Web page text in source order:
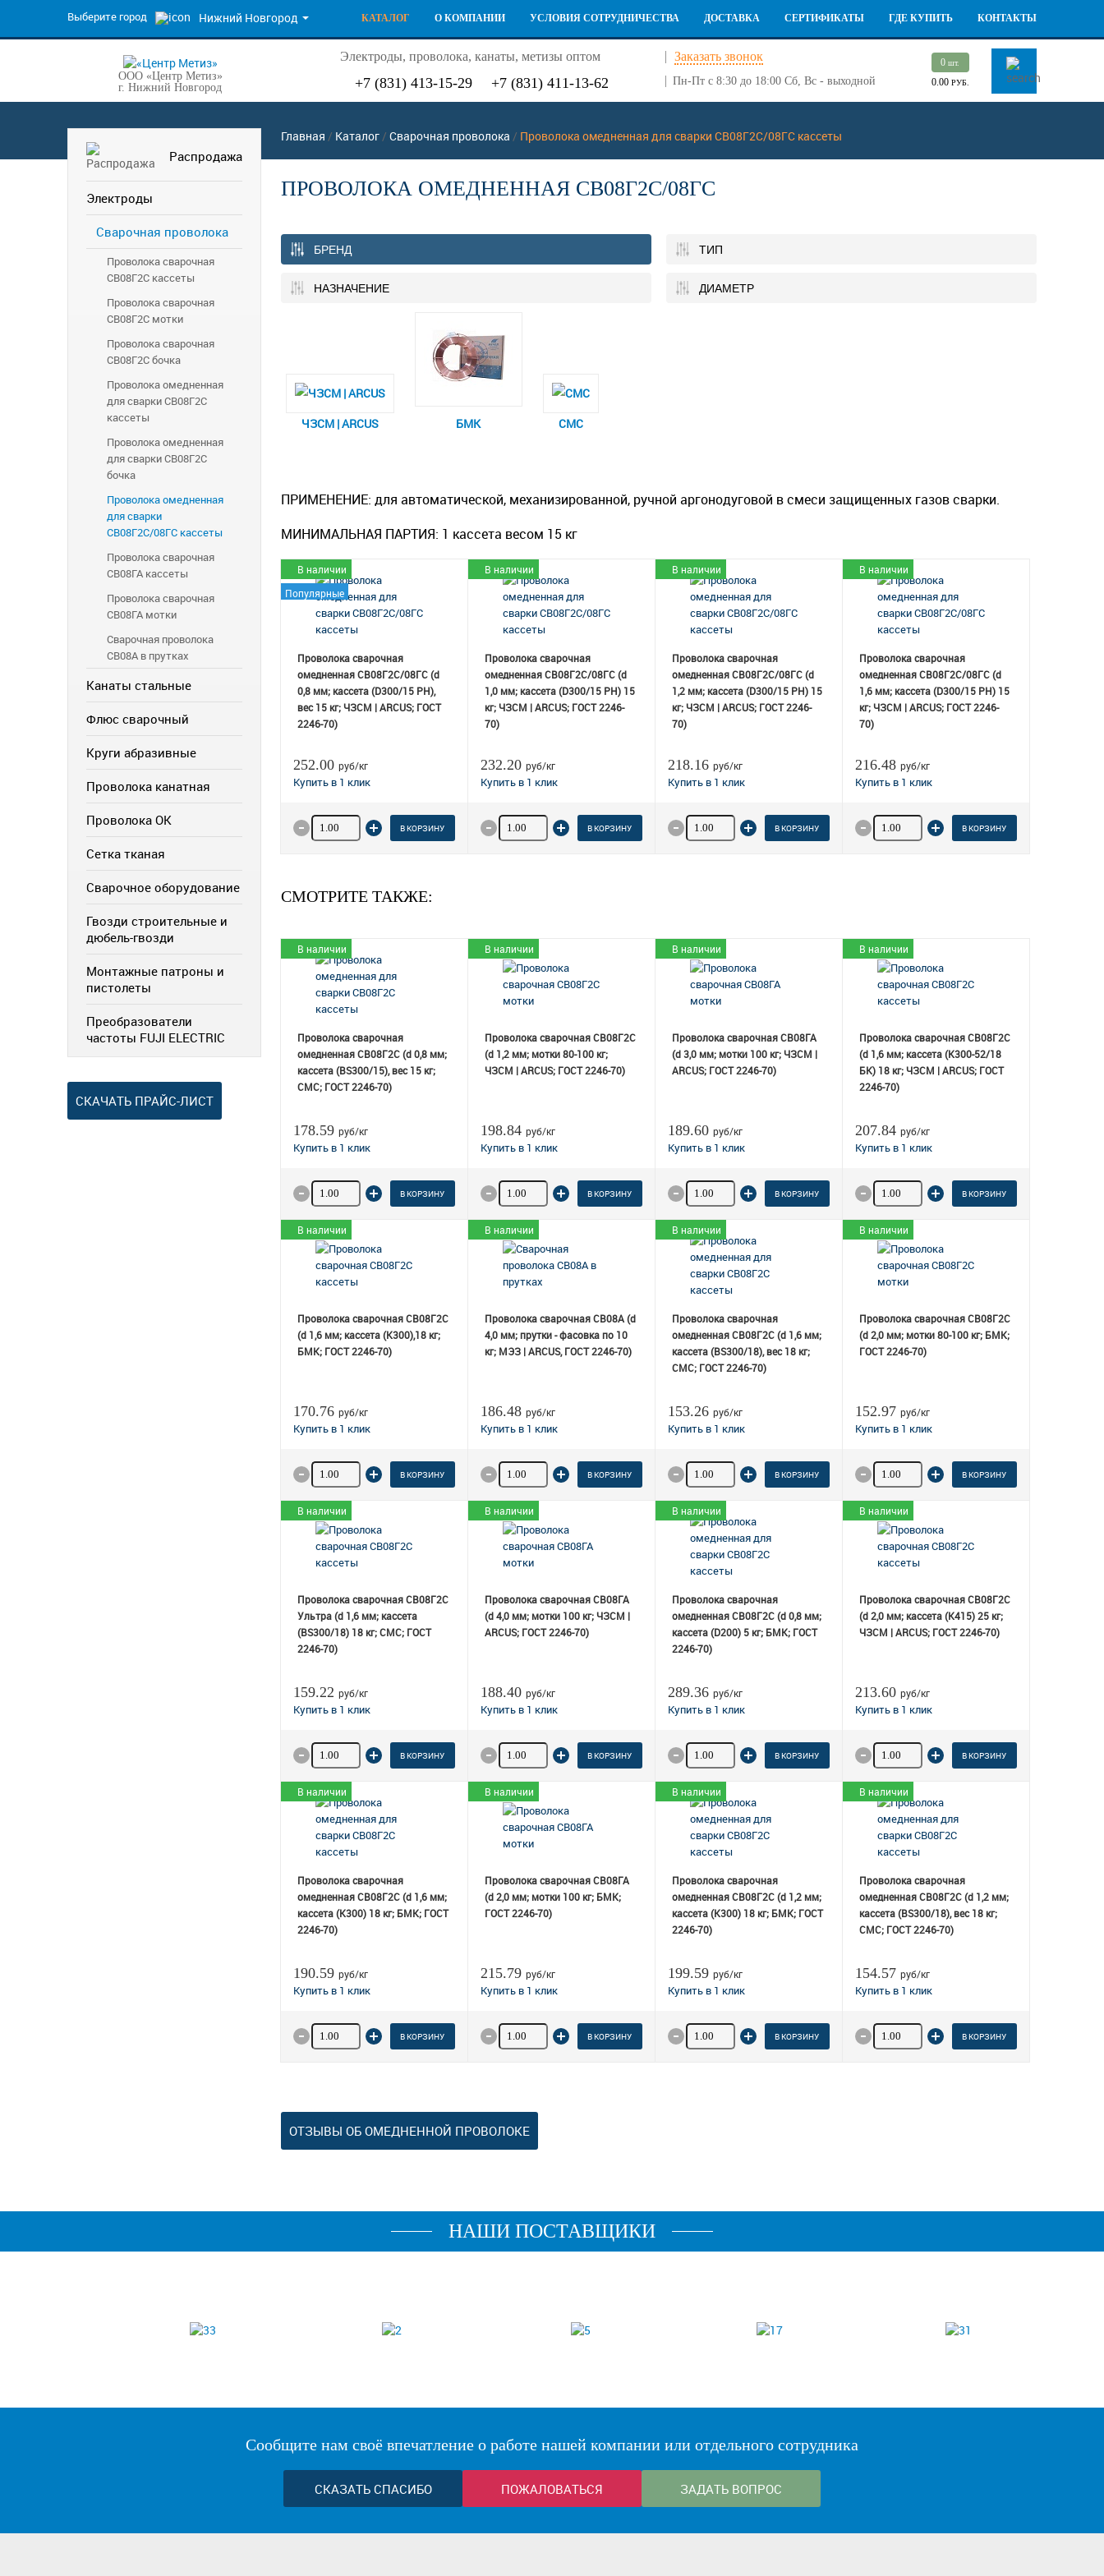
Выберите город Нижний Новгород КАТАЛОГ О КОМПАНИИ УСЛОВИЯ СОТРУДНИЧЕСТВА ДОСТАВКА СЕРТИФИКАТЫ ГДЕ КУПИТЬ КОНТАКТЫ
ООО «Центр Метиз»
г. Нижний Новгород
Электроды, проволока, канаты, метизы оптом Заказать звонок
+7 (831) 413-15-29 +7 (831) 411-13-62 Пн-Пт с 8:30 до 18:00 Сб, Вс - выходной
0шт.
0.00 РУБ.
Распродажа
Электроды
Сварочная проволока
Проволока сварочная
СВ08Г2С кассеты
Проволока сварочная
СВ08Г2С мотки
Проволока сварочная
СВ08Г2С бочка
Проволока омедненная
для сварки СВ08Г2С
кассеты
Проволока омедненная
для сварки СВ08Г2С
бочка
Проволока омедненная
для сварки
СВ08Г2С/08ГС кассеты
Проволока сварочная
СВ08ГА кассеты
Проволока сварочная
СВ08ГА мотки
Сварочная проволока
СВ08А в прутках
Канаты стальные
Флюс сварочный
Круги абразивные
Проволока канатная
Проволока ОК
Сетка тканая
Сварочное оборудование
Гвозди строительные и
дюбель-гвозди
Монтажные патроны и
пистолеты
Преобразователи
частоты FUJI ELECTRIC
СКАЧАТЬ ПРАЙС-ЛИСТ
Главная / Каталог/ Сварочная проволока / Проволока омедненная для сварки СВ08Г2С/08ГС кассеты
ПРОВОЛОКА ОМЕДНЕННАЯ СВ08Г2С/08ГС
БРЕНД ТИП
НАЗНАЧЕНИЕ ДИАМЕТР
ЧЗСМ | ARCUS БМК СМС
ПРИМЕНЕНИЕ: для автоматической, механизированной, ручной аргонодуговой в смеси защищенных газов сварки.
МИНИМАЛЬНАЯ ПАРТИЯ: 1 кассета весом 15 кг
В наличии
Популярные
Проволока сварочная
омедненная СВ08Г2С/08ГС (d
0,8 мм; кассета (D300/15 РН),
вес 15 кг; ЧЗСМ | ARCUS; ГОСТ
2246-70)
252.00 руб/кг
Количество товараВ КОРЗИНУ
В наличии
Проволока сварочная
омедненная СВ08Г2С/08ГС (d
1,0 мм; кассета (D300/15 РН) 15
кг; ЧЗСМ | ARCUS; ГОСТ 2246-
70)
232.20 руб/кг
Количество товараВ КОРЗИНУ
В наличии
Проволока сварочная
омедненная СВ08Г2С/08ГС (d
1,2 мм; кассета (D300/15 РН) 15
кг; ЧЗСМ | ARCUS; ГОСТ 2246-
70)
218.16 руб/кг
Количество товараВ КОРЗИНУ
В наличии
Проволока сварочная
омедненная СВ08Г2С/08ГС (d
1,6 мм; кассета (D300/15 РН) 15
кг; ЧЗСМ | ARCUS; ГОСТ 2246-
70)
216.48 руб/кг
Количество товараВ КОРЗИНУ
СМОТРИТЕ ТАКЖЕ:
В наличии
Проволока сварочная
омедненная СВ08Г2С (d 0,8 мм;
кассета (BS300/15), вес 15 кг;
СМС; ГОСТ 2246-70)
178.59 руб/кг
Количество товараВ КОРЗИНУ
В наличии
Проволока сварочная СВ08Г2С
(d 1,2 мм; мотки 80-100 кг;
ЧЗСМ | ARCUS; ГОСТ 2246-70)
198.84 руб/кг
Количество товараВ КОРЗИНУ
В наличии
Проволока сварочная СВ08ГА
(d 3,0 мм; мотки 100 кг; ЧЗСМ |
ARCUS; ГОСТ 2246-70)
189.60 руб/кг
Количество товараВ КОРЗИНУ
В наличии
Проволока сварочная СВ08Г2С
(d 1,6 мм; кассета (К300-52/18
БК) 18 кг; ЧЗСМ | ARCUS; ГОСТ
2246-70)
207.84 руб/кг
Количество товараВ КОРЗИНУ
В наличии
Проволока сварочная СВ08Г2С
(d 1,6 мм; кассета (К300),18 кг;
БМК; ГОСТ 2246-70)
170.76 руб/кг
Количество товараВ КОРЗИНУ
В наличии
Проволока сварочная СВ08А (d
4,0 мм; прутки - фасовка по 10
кг; МЭЗ | ARCUS, ГОСТ 2246-70)
186.48 руб/кг
Количество товараВ КОРЗИНУ
В наличии
Проволока сварочная
омедненная СВ08Г2С (d 1,6 мм;
кассета (BS300/18), вес 18 кг;
СМС; ГОСТ 2246-70)
153.26 руб/кг
Количество товараВ КОРЗИНУ
В наличии
Проволока сварочная СВ08Г2С
(d 2,0 мм; мотки 80-100 кг; БМК;
ГОСТ 2246-70)
152.97 руб/кг
Количество товараВ КОРЗИНУ
В наличии
Проволока сварочная СВ08Г2С
Ультра (d 1,6 мм; кассета
(BS300/18) 18 кг; СМС; ГОСТ
2246-70)
159.22 руб/кг
Количество товараВ КОРЗИНУ
В наличии
Проволока сварочная СВ08ГА
(d 4,0 мм; мотки 100 кг; ЧЗСМ |
ARCUS; ГОСТ 2246-70)
188.40 руб/кг
Количество товараВ КОРЗИНУ
В наличии
Проволока сварочная
омедненная СВ08Г2С (d 0,8 мм;
кассета (D200) 5 кг; БМК; ГОСТ
2246-70)
289.36 руб/кг
Количество товараВ КОРЗИНУ
В наличии
Проволока сварочная СВ08Г2С
(d 2,0 мм; кассета (К415) 25 кг;
ЧЗСМ | ARCUS; ГОСТ 2246-70)
213.60 руб/кг
Количество товараВ КОРЗИНУ
В наличии
Проволока сварочная
омедненная СВ08Г2С (d 1,6 мм;
кассета (К300) 18 кг; БМК; ГОСТ
2246-70)
190.59 руб/кг
Количество товараВ КОРЗИНУ
В наличии
Проволока сварочная СВ08ГА
(d 2,0 мм; мотки 100 кг; БМК;
ГОСТ 2246-70)
215.79 руб/кг
Количество товараВ КОРЗИНУ
В наличии
Проволока сварочная
омедненная СВ08Г2С (d 1,2 мм;
кассета (К300) 18 кг; БМК; ГОСТ
2246-70)
199.59 руб/кг
Количество товараВ КОРЗИНУ
В наличии
Проволока сварочная
омедненная СВ08Г2С (d 1,2 мм;
кассета (BS300/18), вес 18 кг;
СМС; ГОСТ 2246-70)
154.57 руб/кг
Количество товараВ КОРЗИНУ
ОТЗЫВЫ ОБ ОМЕДНЕННОЙ ПРОВОЛОКЕ
НАШИ ПОСТАВЩИКИ
Сообщите нам своё впечатление о работе нашей компании или отдельного сотрудника
СКАЗАТЬ СПАСИБО ПОЖАЛОВАТЬСЯ ЗАДАТЬ ВОПРОС